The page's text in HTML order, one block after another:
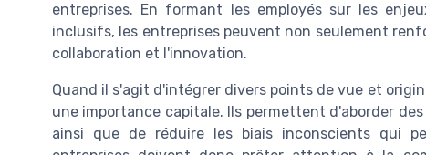
entreprises. En formant les employés sur les
inclusifs, les entreprises peuvent non seulement
collaboration et l'innovation.
Quand il s'agit d'intégrer divers points de vue et
une importance capitale. Ils permettent d'aborder
ainsi que de réduire les biais inconscients qui